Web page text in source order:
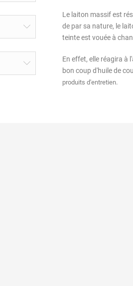
Le laiton massif est
de par sa nature, le
teinte est vouée à
En effet, elle réagira à
bon coup d'huile de
produits d'entretien.